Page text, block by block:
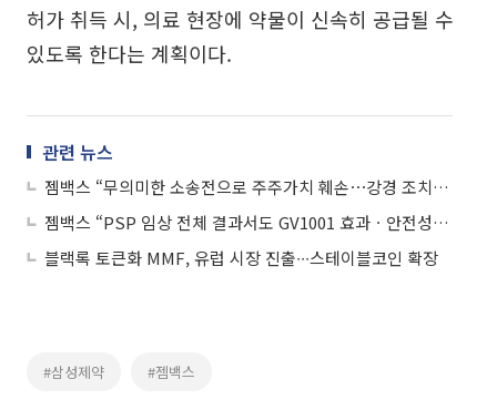
허가 취득 시, 의료 현장에 약물이 신속히 공급될 수
있도록 한다는 계획이다.
관련 뉴스
젬백스 “무의미한 소송전으로 주주가치 훼손⋯강경 조치 나설것"
젬백스 “PSP 임상 전체 결과서도 GV1001 효과ㆍ안전성 확인”
블랙록 토큰화 MMF, 유럽 시장 진출∙∙∙스테이블코인 확장
#삼성제약 #젬백스